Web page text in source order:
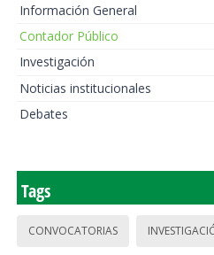
Información General
Contador Público
Investigación
Noticias institucionales
Debates
Tags
CONVOCATORIAS